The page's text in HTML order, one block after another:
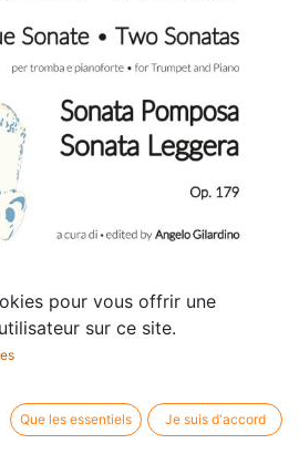
pour vous offrir une
sur ce site.
Que les essentiels Je suis d'accord